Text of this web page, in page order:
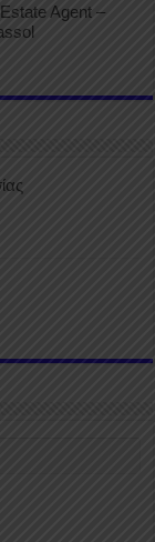
Agent –